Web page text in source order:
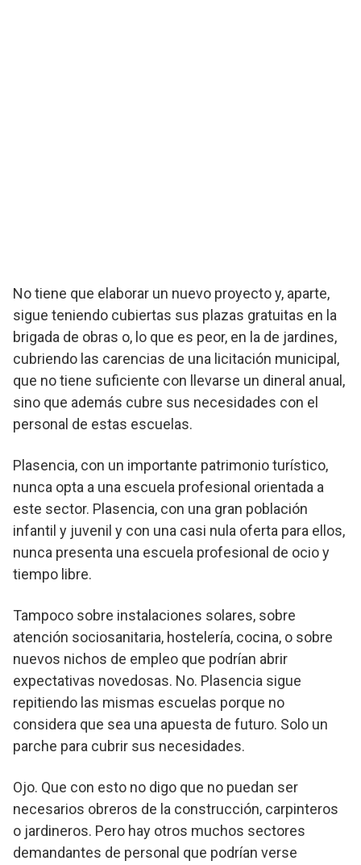
No tiene que elaborar un nuevo proyecto y, aparte,
sigue teniendo cubiertas sus plazas gratuitas en la
brigada de obras o, lo que es peor, en la de jardines,
cubriendo las carencias de una licitación municipal,
que no tiene suficiente con llevarse un dineral anual,
sino que además cubre sus necesidades con el
personal de estas escuelas.
Plasencia, con un importante patrimonio turístico,
nunca opta a una escuela profesional orientada a
este sector. Plasencia, con una gran población
infantil y juvenil y con una casi nula oferta para ellos,
nunca presenta una escuela profesional de ocio y
tiempo libre.
Tampoco sobre instalaciones solares, sobre
atención sociosanitaria, hostelería, cocina, o sobre
nuevos nichos de empleo que podrían abrir
expectativas novedosas. No. Plasencia sigue
repitiendo las mismas escuelas porque no
considera que sea una apuesta de futuro. Solo un
parche para cubrir sus necesidades.
Ojo. Que con esto no digo que no puedan ser
necesarios obreros de la construcción, carpinteros
o jardineros. Pero hay otros muchos sectores
demandantes de personal que podrían verse